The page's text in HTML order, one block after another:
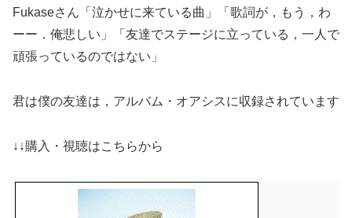
Fukaseさん「泣かせに来ている曲」「歌詞が，もう，わ
ーー．俺悲しい」「友達でステージに立っている，一人で
頑張っているのではない」
君は僕の友達は，アルバム・オアシスに収録されています
↓↓購入・視聴はこちらから